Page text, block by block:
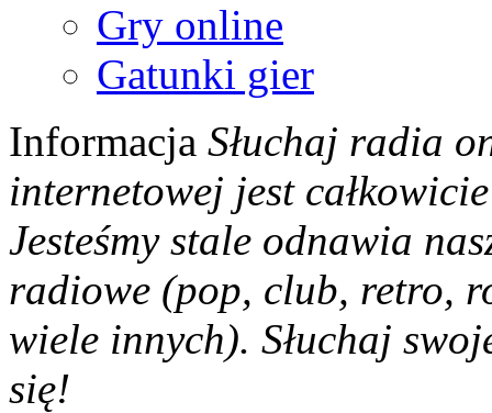
Gry online
Gatunki gier
Informacja Słuchaj radia
internetowej jest
Jesteśmy stale odnawia
radiowe (pop, club, retro,
wiele innych). Słuchaj
się!